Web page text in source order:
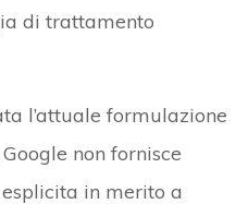
di trattamento
l’attuale formulazione
non fornisce
esplicita in merito a